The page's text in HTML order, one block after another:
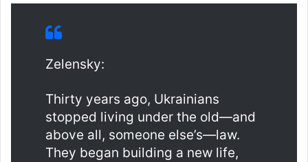
Zelensky:
Thirty years ago, Ukrainians
stopped living under the old—and
above all, someone else’s—law.
They began building a new life,